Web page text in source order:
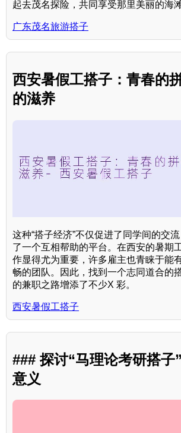
起去茂名探险，共同享受那里美丽的海
广东茂名旅游搭子
西安暑假工搭子：青春的
的滋养
这种“搭子经济”不仅促进了同学间的交
了一个互相帮助的平台。在西安的暑期
作显得尤为重要，许多雇主也青睐于能
畅的团队。因此，找到一个志同道合的
的兼职之路增添了不少X 彩。
西安暑假工搭子
### 探讨“马理论考研搭子
意义